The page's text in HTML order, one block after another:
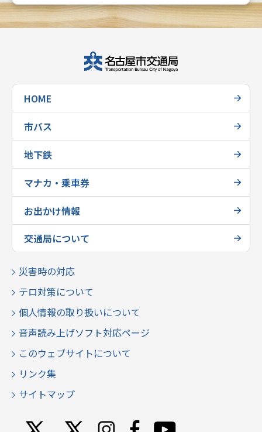
HOME
市バス
地下鉄
マナカ・乗車券
お出かけ情報
交通局について
災害時の対応
テロ対策について
個人情報の取り扱いについて
音声読み上げソフト対応ページ
このウェブサイトについて
リンク集
サイトマップ